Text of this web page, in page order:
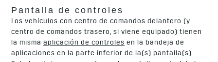
Pantalla de controles
Los vehículos con centro de comandos delantero (y
centro de comandos trasero, si viene equipado) tienen
la mismaaplicación de controles en la bandeja de
aplicaciones en la parte inferior de la(s) pantalla(s).